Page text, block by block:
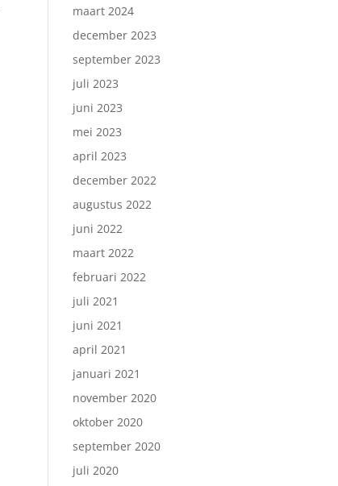
maart 2024
december 2023
september 2023
juli 2023
juni 2023
mei 2023
april 2023
december 2022
augustus 2022
juni 2022
maart 2022
februari 2022
juli 2021
juni 2021
april 2021
januari 2021
november 2020
oktober 2020
september 2020
juli 2020